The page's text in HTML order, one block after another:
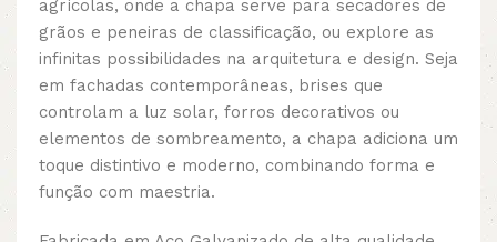
agrícolas, onde a chapa serve para secadores de
grãos e peneiras de classificação, ou explore as
infinitas possibilidades na arquitetura e design. Seja
em fachadas contemporâneas, brises que
controlam a luz solar, forros decorativos ou
elementos de sombreamento, a chapa adiciona um
toque distintivo e moderno, combinando forma e
função com maestria.